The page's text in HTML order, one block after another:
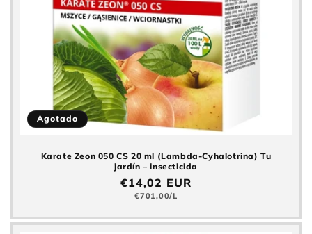
Agotado
Karate Zeon 050 CS 20 ml (Lambda-Cyhalotrina) Tu
jardín – insecticida
Precio
normal
€14,02 EUR
Precio
€701,00/L